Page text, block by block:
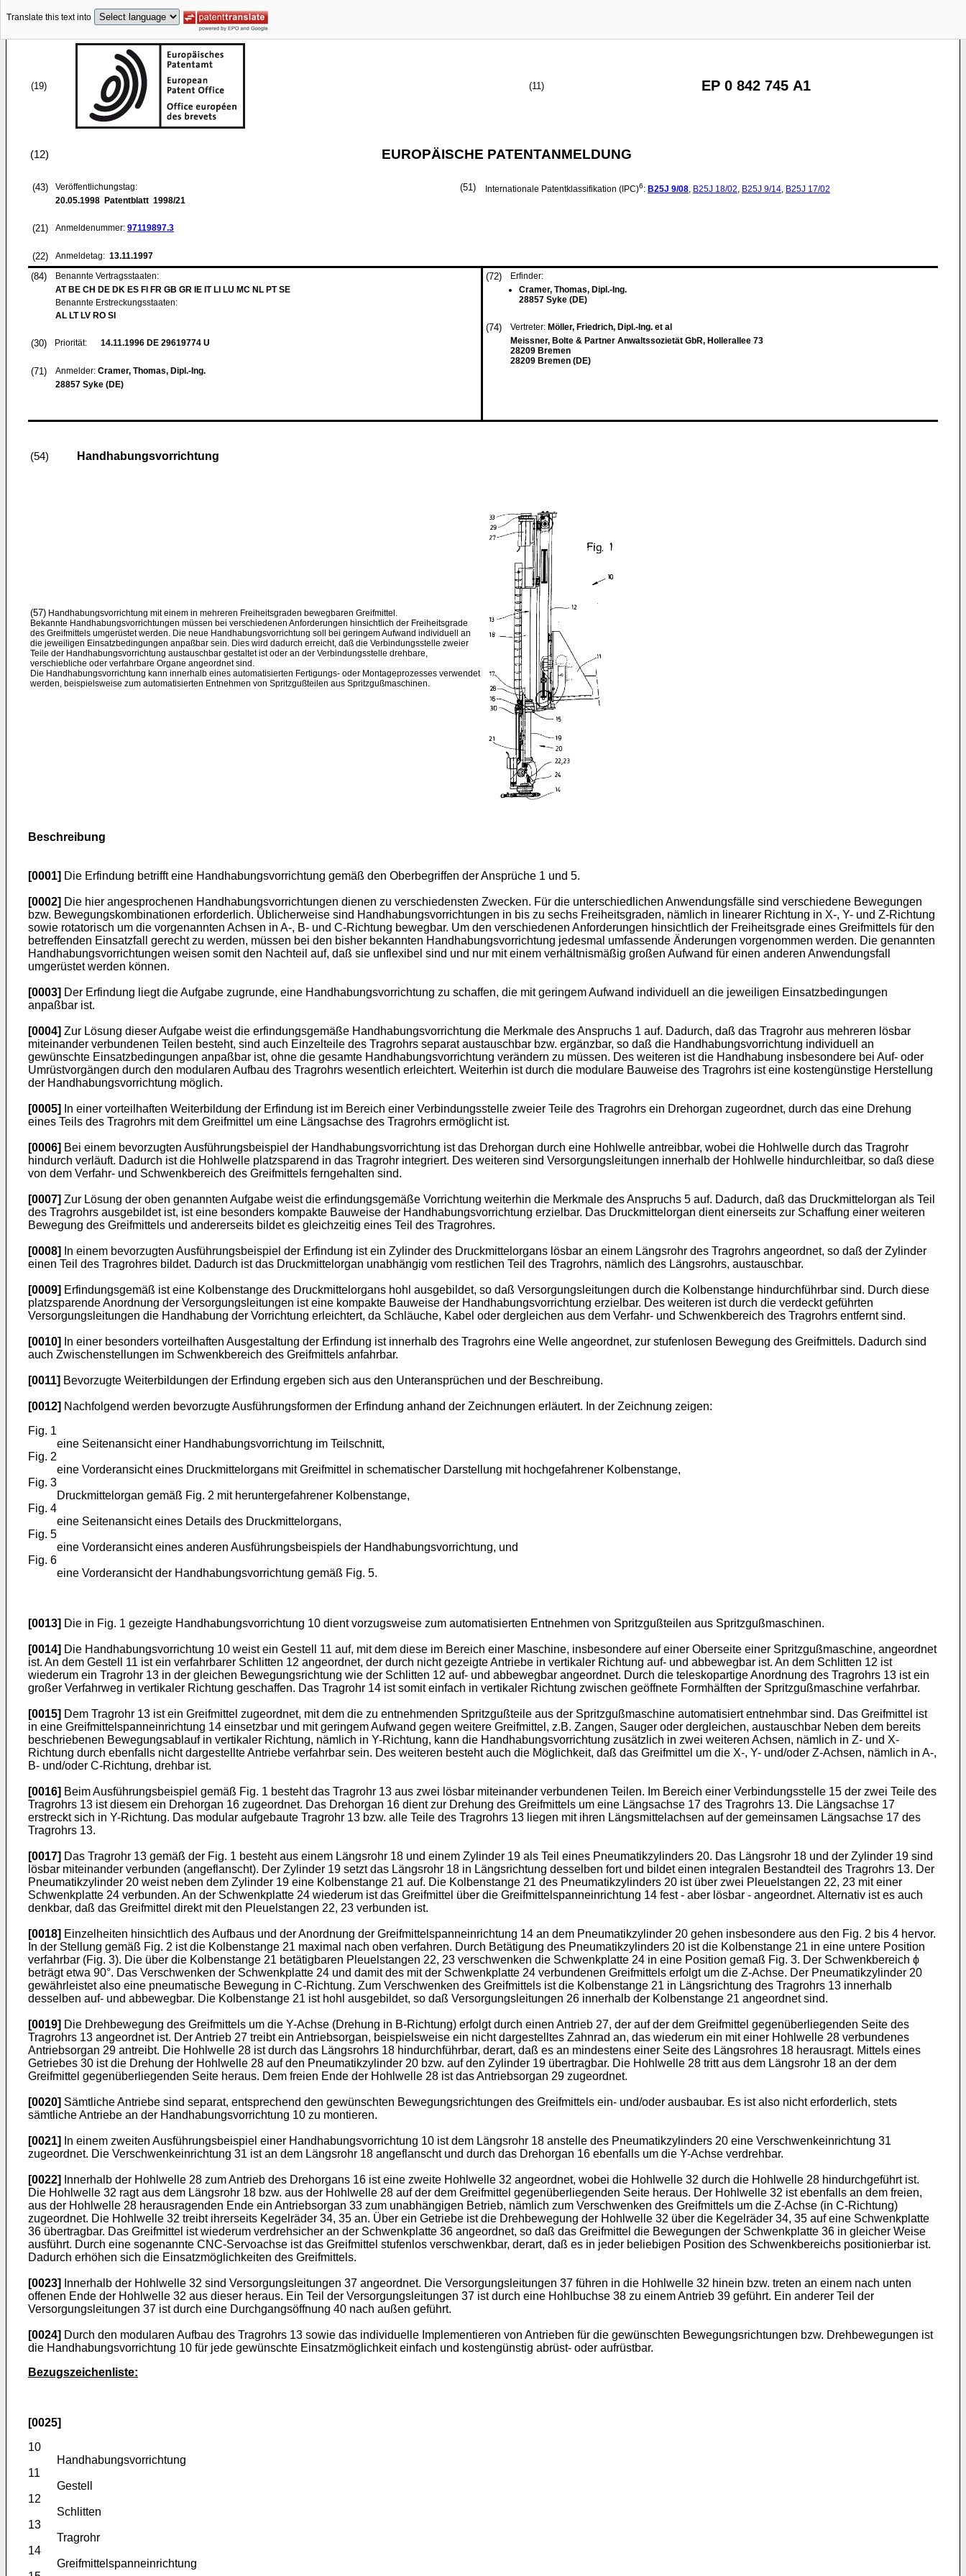
Translate this text into
(19) (11) EP 0 842 745 A1
(12) EUROPÄISCHE PATENTANMELDUNG
(43)
Veröffentlichungstag:
20.05.1998 Patentblatt 1998/21
(21) Anmeldenummer: 97119897.3
(22) Anmeldetag: 13.11.1997
(51) Internationale Patentklassifikation (IPC)6: B25J 9/08, B25J 18/02, B25J 9/14, B25J 17/02
(84)
Benannte Vertragsstaaten:
AT BE CH DE DK ES FI FR GB GR IE IT LI LU MC NL PT SE
Benannte Erstreckungsstaaten:
AL LT LV RO SI
(30) Priorität: 14.11.1996 DE 29619774 U
(71) Anmelder: Cramer, Thomas, Dipl.-Ing.
28857 Syke (DE)
(72)
Erfinder:
Cramer, Thomas, Dipl.-Ing.
28857 Syke (DE)
(74) Vertreter: Möller, Friedrich, Dipl.-Ing. et al
Meissner, Bolte & Partner Anwaltssozietät GbR, Hollerallee 73
28209 Bremen
28209 Bremen (DE)
(54) Handhabungsvorrichtung
(57) Handhabungsvorrichtung mit einem in mehreren Freiheitsgraden bewegbaren Greifmittel.
Bekannte Handhabungsvorrichtungen müssen bei verschiedenen Anforderungen hinsichtlich der Freiheitsgrade
des Greifmittels umgerüstet werden. Die neue Handhabungsvorrichtung soll bei geringem Aufwand individuell an
die jeweiligen Einsatzbedingungen anpaßbar sein. Dies wird dadurch erreicht, daß die Verbindungsstelle zweier
Teile der Handhabungsvorrichtung austauschbar gestaltet ist oder an der Verbindungsstelle drehbare,
verschiebliche oder verfahrbare Organe angeordnet sind.
Die Handhabungsvorrichtung kann innerhalb eines automatisierten Fertigungs- oder Montageprozesses verwendet
werden, beispielsweise zum automatisierten Entnehmen von Spritzgußteilen aus Spritzgußmaschinen.
Beschreibung
[0001] Die Erfindung betrifft eine Handhabungsvorrichtung gemäß den Oberbegriffen der Ansprüche 1 und 5.
[0002] Die hier angesprochenen Handhabungsvorrichtungen dienen zu verschiedensten Zwecken. Für die unterschiedlichen Anwendungsfälle sind verschiedene Bewegungen
bzw. Bewegungskombinationen erforderlich. Üblicherweise sind Handhabungsvorrichtungen in bis zu sechs Freiheitsgraden, nämlich in linearer Richtung in X-, Y- und Z-Richtung
sowie rotatorisch um die vorgenannten Achsen in A-, B- und C-Richtung bewegbar. Um den verschiedenen Anforderungen hinsichtlich der Freiheitsgrade eines Greifmittels für den
betreffenden Einsatzfall gerecht zu werden, müssen bei den bisher bekannten Handhabungsvorrichtung jedesmal umfassende Änderungen vorgenommen werden. Die genannten
Handhabungsvorrichtungen weisen somit den Nachteil auf, daß sie unflexibel sind und nur mit einem verhältnismäßig großen Aufwand für einen anderen Anwendungsfall
umgerüstet werden können.
[0003] Der Erfindung liegt die Aufgabe zugrunde, eine Handhabungsvorrichtung zu schaffen, die mit geringem Aufwand individuell an die jeweiligen Einsatzbedingungen
anpaßbar ist.
[0004] Zur Lösung dieser Aufgabe weist die erfindungsgemäße Handhabungsvorrichtung die Merkmale des Anspruchs 1 auf. Dadurch, daß das Tragrohr aus mehreren lösbar
miteinander verbundenen Teilen besteht, sind auch Einzelteile des Tragrohrs separat austauschbar bzw. ergänzbar, so daß die Handhabungsvorrichtung individuell an
gewünschte Einsatzbedingungen anpaßbar ist, ohne die gesamte Handhabungsvorrichtung verändern zu müssen. Des weiteren ist die Handhabung insbesondere bei Auf- oder
Umrüstvorgängen durch den modularen Aufbau des Tragrohrs wesentlich erleichtert. Weiterhin ist durch die modulare Bauweise des Tragrohrs ist eine kostengünstige Herstellung
der Handhabungsvorrichtung möglich.
[0005]
In einer vorteilhaften Weiterbildung der Erfindung ist im Bereich einer Verbindungsstelle zweier Teile des Tragrohrs ein Drehorgan zugeordnet, durch das eine Drehung
eines Teils des Tragrohrs mit dem Greifmittel um eine Längsachse des Tragrohrs ermöglicht ist.
[0006] Bei einem bevorzugten Ausführungsbeispiel der Handhabungsvorrichtung ist das Drehorgan durch eine Hohlwelle antreibbar, wobei die Hohlwelle durch das Tragrohr
hindurch verläuft. Dadurch ist die Hohlwelle platzsparend in das Tragrohr integriert. Des weiteren sind Versorgungsleitungen innerhalb der Hohlwelle hindurchleitbar, so daß diese
von dem Verfahr- und Schwenkbereich des Greifmittels ferngehalten sind.
[0007] Zur Lösung der oben genannten Aufgabe weist die erfindungsgemäße Vorrichtung weiterhin die Merkmale des Anspruchs 5 auf. Dadurch, daß das Druckmittelorgan als Teil
des Tragrohrs ausgebildet ist, ist eine besonders kompakte Bauweise der Handhabungsvorrichtung erzielbar. Das Druckmittelorgan dient einerseits zur Schaffung einer weiteren
Bewegung des Greifmittels und andererseits bildet es gleichzeitig eines Teil des Tragrohres.
[0008]
In einem bevorzugten Ausführungsbeispiel der Erfindung ist ein Zylinder des Druckmittelorgans lösbar an einem Längsrohr des Tragrohrs angeordnet, so daß der Zylinder
einen Teil des Tragrohres bildet. Dadurch ist das Druckmittelorgan unabhängig vom restlichen Teil des Tragrohrs, nämlich des Längsrohrs, austauschbar.
[0009] Erfindungsgemäß ist eine Kolbenstange des Druckmittelorgans hohl ausgebildet, so daß Versorgungsleitungen durch die Kolbenstange hindurchführbar sind. Durch diese
platzsparende Anordnung der Versorgungsleitungen ist eine kompakte Bauweise der Handhabungsvorrichtung erzielbar. Des weiteren ist durch die verdeckt geführten
Versorgungsleitungen die Handhabung der Vorrichtung erleichtert, da Schläuche, Kabel oder dergleichen aus dem Verfahr- und Schwenkbereich des Tragrohrs entfernt sind.
[0010]
In einer besonders vorteilhaften Ausgestaltung der Erfindung ist innerhalb des Tragrohrs eine Welle angeordnet, zur stufenlosen Bewegung des Greifmittels. Dadurch sind
auch Zwischenstellungen im Schwenkbereich des Greifmittels anfahrbar.
[0011] Bevorzugte Weiterbildungen der Erfindung ergeben sich aus den Unteransprüchen und der Beschreibung.
[0012] Nachfolgend werden bevorzugte Ausführungsformen der Erfindung anhand der Zeichnungen erläutert. In der Zeichnung zeigen:
Fig. 1
eine Seitenansicht einer Handhabungsvorrichtung im Teilschnitt,
Fig. 2
eine Vorderansicht eines Druckmittelorgans mit Greifmittel in schematischer Darstellung mit hochgefahrener Kolbenstange,
Fig. 3
Druckmittelorgan gemäß Fig. 2 mit heruntergefahrener Kolbenstange,
Fig. 4
eine Seitenansicht eines Details des Druckmittelorgans,
Fig. 5
eine Vorderansicht eines anderen Ausführungsbeispiels der Handhabungsvorrichtung, und
Fig. 6
eine Vorderansicht der Handhabungsvorrichtung gemäß Fig. 5.
[0013] Die in Fig. 1 gezeigte Handhabungsvorrichtung 10 dient vorzugsweise zum automatisierten Entnehmen von Spritzgußteilen aus Spritzgußmaschinen.
[0014] Die Handhabungsvorrichtung 10 weist ein Gestell 11 auf, mit dem diese im Bereich einer Maschine, insbesondere auf einer Oberseite einer Spritzgußmaschine, angeordnet
ist. An dem Gestell 11 ist ein verfahrbarer Schlitten 12 angeordnet, der durch nicht gezeigte Antriebe in vertikaler Richtung auf- und abbewegbar ist. An dem Schlitten 12 ist
wiederum ein Tragrohr 13 in der gleichen Bewegungsrichtung wie der Schlitten 12 auf- und abbewegbar angeordnet. Durch die teleskopartige Anordnung des Tragrohrs 13 ist ein
großer Verfahrweg in vertikaler Richtung geschaffen. Das Tragrohr 14 ist somit einfach in vertikaler Richtung zwischen geöffnete Formhälften der Spritzgußmaschine verfahrbar.
[0015] Dem Tragrohr 13 ist ein Greifmittel zugeordnet, mit dem die zu entnehmenden Spritzgußteile aus der Spritzgußmaschine automatisiert entnehmbar sind. Das Greifmittel ist
in eine Greifmittelspanneinrichtung 14 einsetzbar und mit geringem Aufwand gegen weitere Greifmittel, z.B. Zangen, Sauger oder dergleichen, austauschbar Neben dem bereits
beschriebenen Bewegungsablauf in vertikaler Richtung, nämlich in Y-Richtung, kann die Handhabungsvorrichtung zusätzlich in zwei weiteren Achsen, nämlich in Z- und X-
Richtung durch ebenfalls nicht dargestellte Antriebe verfahrbar sein. Des weiteren besteht auch die Möglichkeit, daß das Greifmittel um die X-, Y- und/oder Z-Achsen, nämlich in A-,
B- und/oder C-Richtung, drehbar ist.
[0016] Beim Ausführungsbeispiel gemäß Fig. 1 besteht das Tragrohr 13 aus zwei lösbar miteinander verbundenen Teilen. Im Bereich einer Verbindungsstelle 15 der zwei Teile des
Tragrohrs 13 ist diesem ein Drehorgan 16 zugeordnet. Das Drehorgan 16 dient zur Drehung des Greifmittels um eine Längsachse 17 des Tragrohrs 13. Die Längsachse 17
erstreckt sich in Y-Richtung. Das modular aufgebaute Tragrohr 13 bzw. alle Teile des Tragrohrs 13 liegen mit ihren Längsmittelachsen auf der gemeinsamen Längsachse 17 des
Tragrohrs 13.
[0017] Das Tragrohr 13 gemäß der Fig. 1 besteht aus einem Längsrohr 18 und einem Zylinder 19 als Teil eines Pneumatikzylinders 20. Das Längsrohr 18 und der Zylinder 19 sind
lösbar miteinander verbunden (angeflanscht). Der Zylinder 19 setzt das Längsrohr 18 in Längsrichtung desselben fort und bildet einen integralen Bestandteil des Tragrohrs 13. Der
Pneumatikzylinder 20 weist neben dem Zylinder 19 eine Kolbenstange 21 auf. Die Kolbenstange 21 des Pneumatikzylinders 20 ist über zwei Pleuelstangen 22, 23 mit einer
Schwenkplatte 24 verbunden. An der Schwenkplatte 24 wiederum ist das Greifmittel über die Greifmittelspanneinrichtung 14 fest - aber lösbar - angeordnet. Alternativ ist es auch
denkbar, daß das Greifmittel direkt mit den Pleuelstangen 22, 23 verbunden ist.
[0018] Einzelheiten hinsichtlich des Aufbaus und der Anordnung der Greifmittelspanneinrichtung 14 an dem Pneumatikzylinder 20 gehen insbesondere aus den Fig. 2 bis 4 hervor.
In der Stellung gemäß Fig. 2 ist die Kolbenstange 21 maximal nach oben verfahren. Durch Betätigung des Pneumatikzylinders 20 ist die Kolbenstange 21 in eine untere Position
verfahrbar (Fig. 3). Die über die Kolbenstange 21 betätigbaren Pleuelstangen 22, 23 verschwenken die Schwenkplatte 24 in eine Position gemaß Fig. 3. Der Schwenkbereich ϕ
beträgt etwa 90°. Das Verschwenken der Schwenkplatte 24 und damit des mit der Schwenkplatte 24 verbundenen Greifmittels erfolgt um die Z-Achse. Der Pneumatikzylinder 20
gewährleistet also eine pneumatische Bewegung in C-Richtung. Zum Verschwenken des Greifmittels ist die Kolbenstange 21 in Längsrichtung des Tragrohrs 13 innerhalb
desselben auf- und abbewegbar. Die Kolbenstange 21 ist hohl ausgebildet, so daß Versorgungsleitungen 26 innerhalb der Kolbenstange 21 angeordnet sind.
[0019] Die Drehbewegung des Greifmittels um die Y-Achse (Drehung in B-Richtung) erfolgt durch einen Antrieb 27, der auf der dem Greifmittel gegenüberliegenden Seite des
Tragrohrs 13 angeordnet ist. Der Antrieb 27 treibt ein Antriebsorgan, beispielsweise ein nicht dargestelltes Zahnrad an, das wiederum ein mit einer Hohlwelle 28 verbundenes
Antriebsorgan 29 antreibt. Die Hohlwelle 28 ist durch das Längsrohrs 18 hindurchführbar, derart, daß es an mindestens einer Seite des Längsrohres 18 herausragt. Mittels eines
Getriebes 30 ist die Drehung der Hohlwelle 28 auf den Pneumatikzylinder 20 bzw. auf den Zylinder 19 übertragbar. Die Hohlwelle 28 tritt aus dem Längsrohr 18 an der dem
Greifmittel gegenüberliegenden Seite heraus. Dem freien Ende der Hohlwelle 28 ist das Antriebsorgan 29 zugeordnet.
[0020] Sämtliche Antriebe sind separat, entsprechend den gewünschten Bewegungsrichtungen des Greifmittels ein- und/oder ausbaubar. Es ist also nicht erforderlich, stets
sämtliche Antriebe an der Handhabungsvorrichtung 10 zu montieren.
[0021]
In einem zweiten Ausführungsbeispiel einer Handhabungsvorrichtung 10 ist dem Längsrohr 18 anstelle des Pneumatikzylinders 20 eine Verschwenkeinrichtung 31
zugeordnet. Die Verschwenkeinrichtung 31 ist an dem Längsrohr 18 angeflanscht und durch das Drehorgan 16 ebenfalls um die Y-Achse verdrehbar.
[0022]
Innerhalb der Hohlwelle 28 zum Antrieb des Drehorgans 16 ist eine zweite Hohlwelle 32 angeordnet, wobei die Hohlwelle 32 durch die Hohlwelle 28 hindurchgeführt ist.
Die Hohlwelle 32 ragt aus dem Längsrohr 18 bzw. aus der Hohlwelle 28 auf der dem Greifmittel gegenüberliegenden Seite heraus. Der Hohlwelle 32 ist ebenfalls an dem freien,
aus der Hohlwelle 28 herausragenden Ende ein Antriebsorgan 33 zum unabhängigen Betrieb, nämlich zum Verschwenken des Greifmittels um die Z-Achse (in C-Richtung)
zugeordnet. Die Hohlwelle 32 treibt ihrerseits Kegelräder 34, 35 an. Über ein Getriebe ist die Drehbewegung der Hohlwelle 32 über die Kegelräder 34, 35 auf eine Schwenkplatte
36 übertragbar. Das Greifmittel ist wiederum verdrehsicher an der Schwenkplatte 36 angeordnet, so daß das Greifmittel die Bewegungen der Schwenkplatte 36 in gleicher Weise
ausführt. Durch eine sogenannte CNC-Servoachse ist das Greifmittel stufenlos verschwenkbar, derart, daß es in jeder beliebigen Position des Schwenkbereichs positionierbar ist.
Dadurch erhöhen sich die Einsatzmöglichkeiten des Greifmittels.
[0023]
Innerhalb der Hohlwelle 32 sind Versorgungsleitungen 37 angeordnet. Die Versorgungsleitungen 37 führen in die Hohlwelle 32 hinein bzw. treten an einem nach unten
offenen Ende der Hohlwelle 32 aus dieser heraus. Ein Teil der Versorgungsleitungen 37 ist durch eine Hohlbuchse 38 zu einem Antrieb 39 geführt. Ein anderer Teil der
Versorgungsleitungen 37 ist durch eine Durchgangsöffnung 40 nach außen geführt.
[0024] Durch den modularen Aufbau des Tragrohrs 13 sowie das individuelle Implementieren von Antrieben für die gewünschten Bewegungsrichtungen bzw. Drehbewegungen ist
die Handhabungsvorrichtung 10 für jede gewünschte Einsatzmöglichkeit einfach und kostengünstig abrüst- oder aufrüstbar.
Bezugszeichenliste:
[0025]
10
Handhabungsvorrichtung
11
Gestell
12
Schlitten
13
Tragrohr
14
Greifmittelspanneinrichtung